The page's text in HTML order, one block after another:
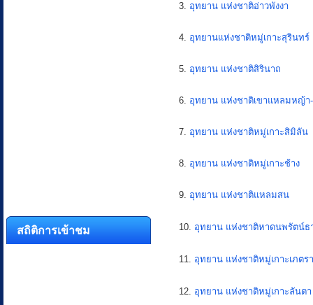
สถิติการเข้าชม
3. อุทยาน แห่งชาติอ่าวพังงา
4. อุทยานแห่งชาติหมู่เกาะสุรินทร์
5. อุทยาน แห่งชาติสิรินาถ
6. อุทยาน แห่งชาติเขาแหลมหญ้า-
7. อุทยาน แห่งชาติหมู่เกาะสิมิลัน
8. อุทยาน แห่งชาติหมู่เกาะช้าง
9. อุทยาน แห่งชาติแหลมสน
10. อุทยาน แห่งชาติหาดนพรัตน์ธ
11. อุทยาน แห่งชาติหมู่เกาะเภตรา
12. อุทยาน แห่งชาติหมู่เกาะลันตา